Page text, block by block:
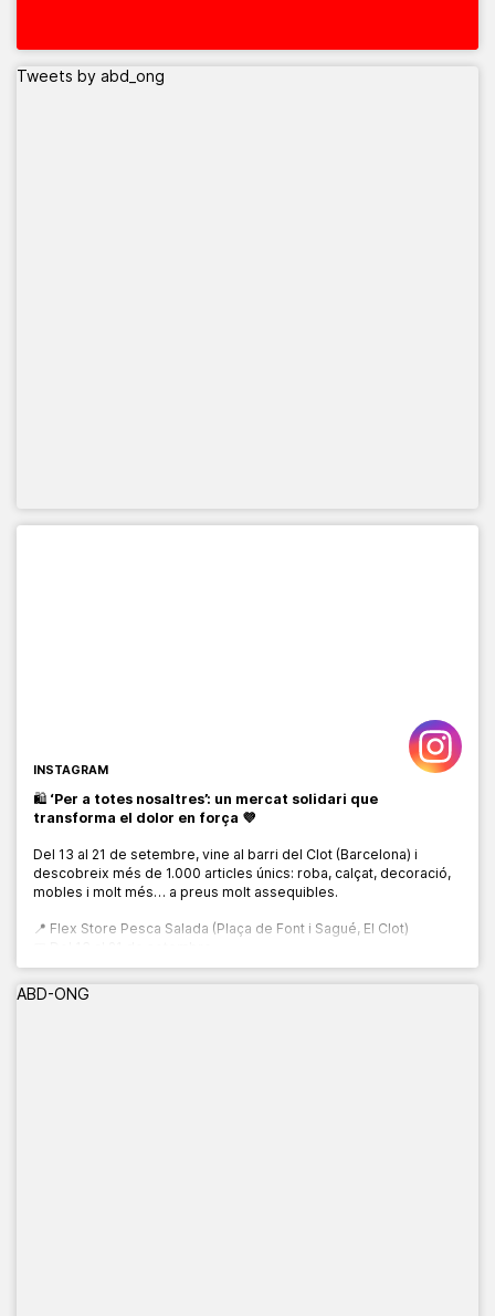
Tweets by abd_ong
INSTAGRAM
🛍️ ‘Per a totes nosaltres’: un mercat solidari que
transforma el dolor en força 💜
Del 13 al 21 de setembre, vine al barri del Clot (Barcelona) i
descobreix més de 1.000 articles únics: roba, calçat, decoració,
mobles i molt més… a preus molt assequibles.
📍 Flex Store Pesca Salada (Plaça de Font i Sagué, El Clot)
🕙 De 10:00 a 20:00 h
ABD-ONG